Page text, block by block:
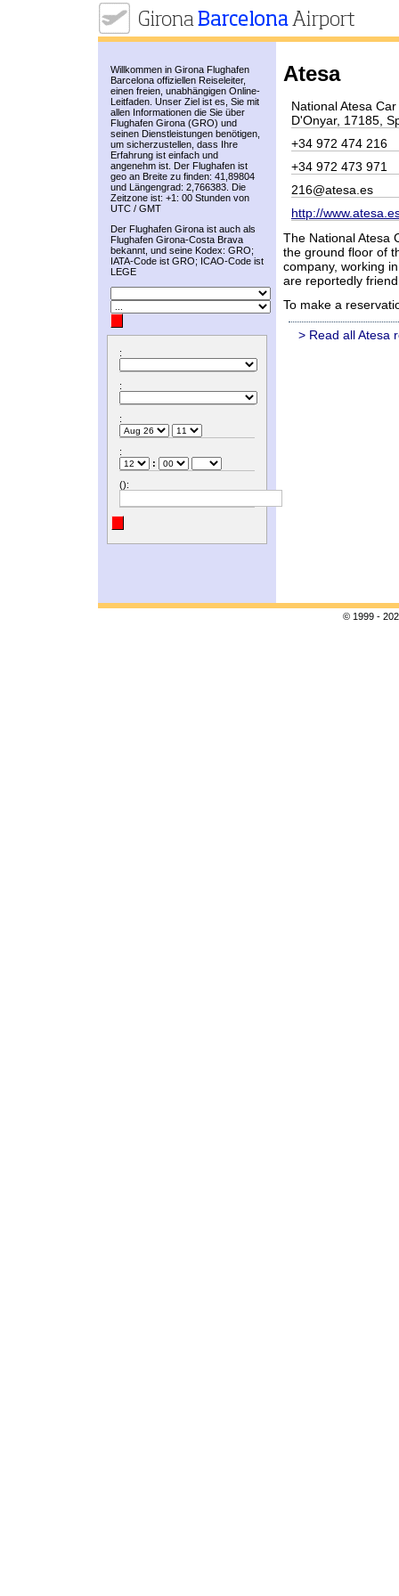
Willkommen in Girona Flughafen
Barcelona offiziellen Reiseleiter,
einen freien, unabhängigen Online-
Leitfaden. Unser Ziel ist es, Sie mit
allen Informationen die Sie über
Flughafen Girona (GRO) und
seinen Dienstleistungen benötigen,
um sicherzustellen, dass Ihre
Erfahrung ist einfach und
angenehm ist. Der Flughafen ist
geo an Breite zu finden: 41,89804
und Längengrad: 2,766383. Die
Zeitzone ist: +1: 00 Stunden von
UTC / GMT
Der Flughafen Girona ist auch als
Flughafen Girona-Costa Brava
bekannt, und seine Kodex: GRO;
IATA-Code ist GRO; ICAO-Code ist
LEGE
:
:
:
:
:
():
Atesa
National Atesa
D'Onyar, 17185,
+34 972 474 216
+34 972 473 971
216@atesa.es
http://
The National Atesa
the ground floor of
company, working
are reportedly
To make a
> Read all Atesa
© 1999 -